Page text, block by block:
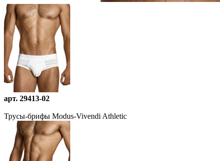
арт. 29413-02
Трусы-брифы Modus-Vivendi Athletic